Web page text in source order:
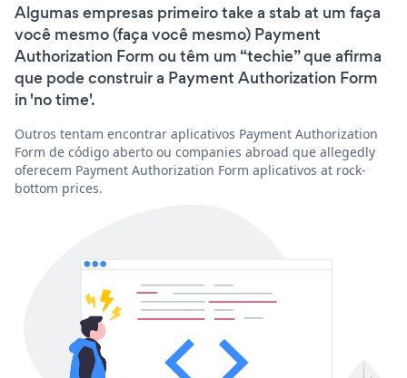
Algumas empresas primeiro take a stab at um faça
você mesmo (faça você mesmo) Payment
Authorization Form ou têm um “techie” que afirma
que pode construir a Payment Authorization Form
in 'no time'.
Outros tentam encontrar aplicativos Payment Authorization
Form de código aberto ou companies abroad que allegedly
oferecem Payment Authorization Form aplicativos at rock-
bottom prices.